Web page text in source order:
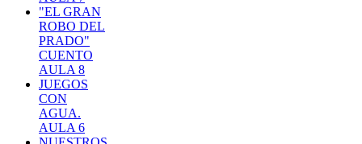
"EL GRAN
ROBO DEL
PRADO"
CUENTO
AULA 8
JUEGOS
CON
AGUA.
AULA 6